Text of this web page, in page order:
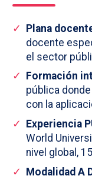
Plana
docente
el sector
Formación
pública
con la
Experiencia
World
nivel global,
Modalidad A